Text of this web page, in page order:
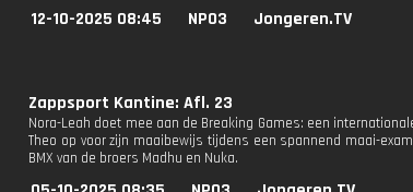
12-10-2025 08:45 NPO3 Jongeren.TV
Zappsport Kantine: Afl. 23
Nora-Leah doet mee aan de Breaking Games: een
Theo op voor zijn maaibewijs tijdens een spannend maai-
BMX van de broers Madhu en Nuka.